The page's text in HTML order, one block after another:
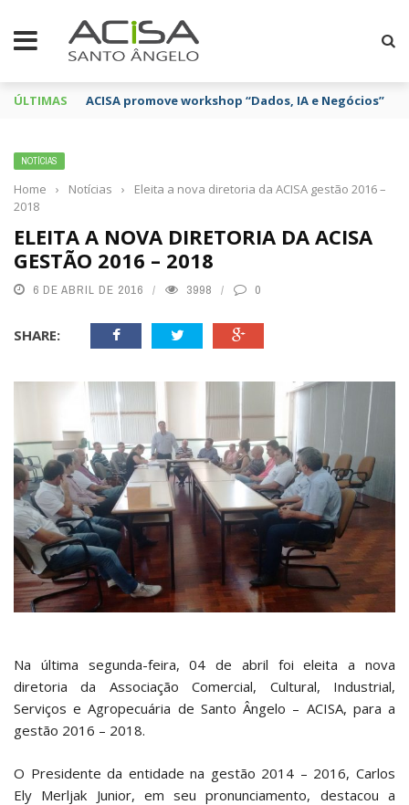
ÚLTIMAS ACISA promove workshop “Dados, IA e Negócios”
NOTÍCIAS
Home › Notícias ›
Eleita a nova diretoria da ACISA gestão 2016 –
2018
ELEITA A NOVA DIRETORIA DA ACISA
GESTÃO 2016 – 2018
6 DE ABRIL DE 2016 3998 0
SHARE:
Na última segunda-feira, 04 de abril foi eleita a nova
diretoria da Associação Comercial, Cultural, Industrial,
Serviços e Agropecuária de Santo Ângelo – ACISA, para a
gestão 2016 – 2018.
O Presidente da entidade na gestão 2014 – 2016, Carlos
Ely Merljak Junior, em seu pronunciamento, destacou a